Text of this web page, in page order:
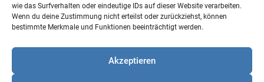
wie das Surfverhalten oder eindeutige IDs auf dieser Website verarbeiten.
Wenn du deine Zustimmung nicht erteilst oder zurückziehst, können
bestimmte Merkmale und Funktionen beeinträchtigt werden.
Akzeptieren
e-Mail info@uv-do.de
Internet www.uv-do.de
Impressum